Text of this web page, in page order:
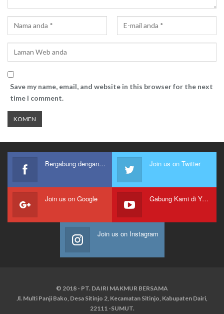
Save my name, email, and website in this browser for the next
time I comment.
Bergabung dengan kami Join us on Twitter
Join us on Google Gabung Kami di Youtube
Join us on Instagram
© 2018 - PT. DAIRI MAKMUR BERSAMA
Jl. Multi Panji Bako, Desa Sitinjo 2, Kecamatan Sitinjo, Kabupaten Dairi,
22111 -SUMUT.